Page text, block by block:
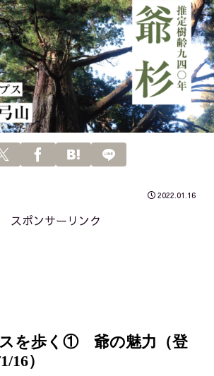
2022.01.16
スポンサーリンク
スを歩く① 爺の魅力（登
16）